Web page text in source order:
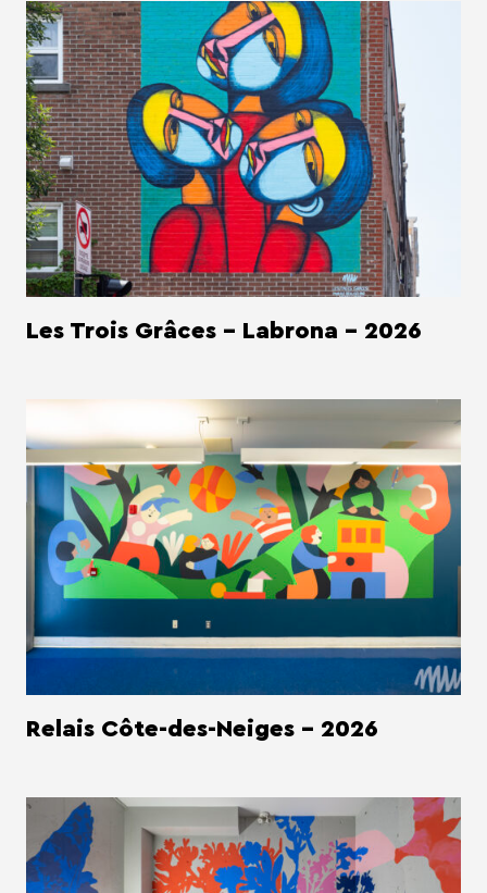
Les Trois Grâces - Labrona - 2026
Relais Côte-des-Neiges - 2026